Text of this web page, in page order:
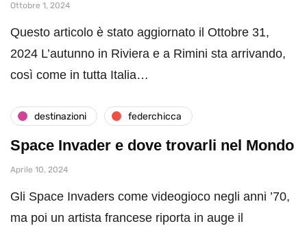
Ottobre 1, 2024
Questo articolo è stato aggiornato il Ottobre 31,
2024 L’autunno in Riviera e a Rimini sta arrivando,
così come in tutta Italia…
destinazioni federchicca
Space Invader e dove trovarli nel Mondo
Aprile 10, 2024
Gli Space Invaders come videogioco negli anni ’70,
ma poi un artista francese riporta in auge il